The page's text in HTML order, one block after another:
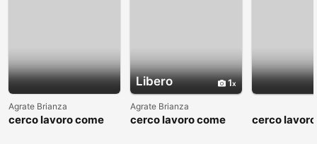
Agrate Brianza
cerco lavoro come
Libero 1
Agrate Brianza
cerco lavoro come
cerco